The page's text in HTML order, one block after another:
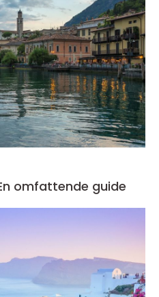
omfattende guide